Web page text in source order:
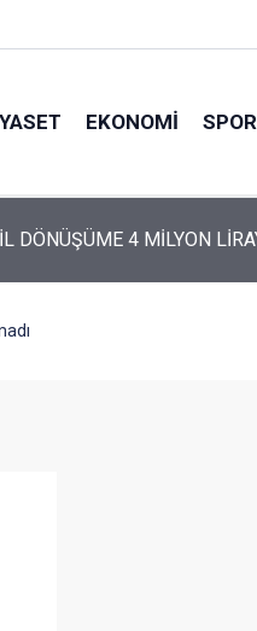
EKONOMI SPOR
69 KİŞİLİK KURUCU